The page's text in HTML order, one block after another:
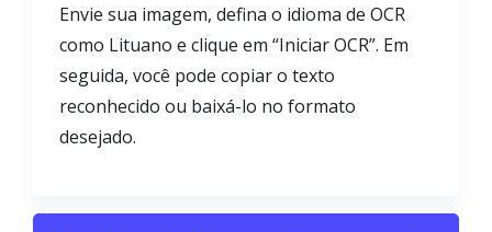
Envie sua imagem, defina o idioma de OCR
como Lituano e clique em “Iniciar OCR”. Em
seguida, você pode copiar o texto
reconhecido ou baixá-lo no formato
desejado.